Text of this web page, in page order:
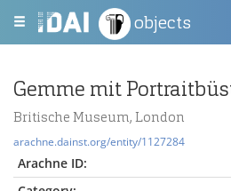
objects
Britische Museum, London
arachne.dainst.org/entity/1127284
Arachne ID: